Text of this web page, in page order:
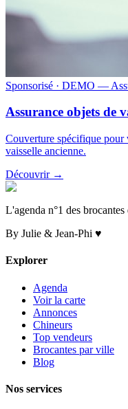
Sponsorisé · DEMO —
Assurance objets de
Couverture spécifique pour
vaisselle ancienne.
Découvrir →
L'agenda n°1 des
By Julie & Jean-Phi ♥
Explorer
Agenda
Voir la carte
Annonces
Chineurs
Top vendeurs
Brocantes par ville
Blog
Nos services